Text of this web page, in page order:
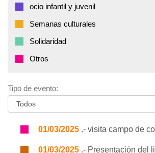
ocio infantil y juvenil
Semanas culturales
Solidaridad
Otros
Tipo de evento:
01/03/2025 .- visita campo de
01/03/2025 .- Presentación del